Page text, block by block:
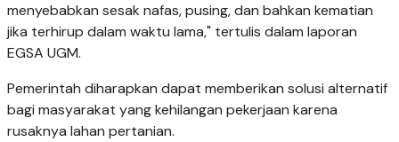
menyebabkan sesak nafas, pusing, dan bahkan kematian
jika terhirup dalam waktu lama," tertulis dalam laporan
EGSA UGM.
Pemerintah diharapkan dapat memberikan solusi alternatif
bagi masyarakat yang kehilangan pekerjaan karena
rusaknya lahan pertanian.